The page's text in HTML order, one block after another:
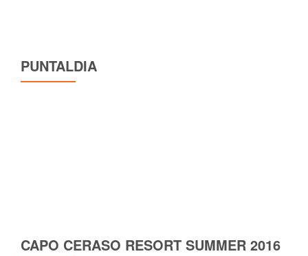
PUNTALDIA
CAPO CERASO RESORT SUMMER 2016